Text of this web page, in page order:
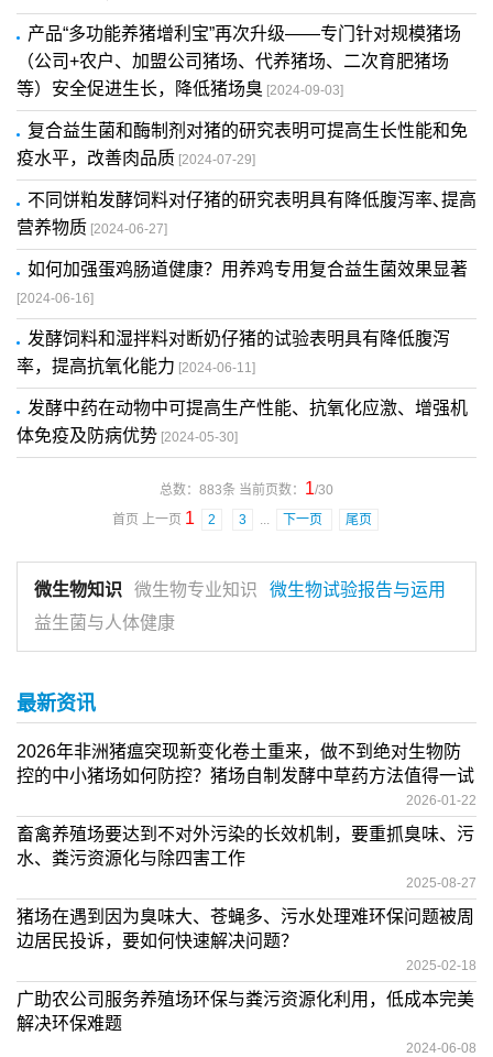
产品“多功能养猪增利宝”再次升级——专门针对规模猪场
（公司+农户、加盟公司猪场、代养猪场、二次育肥猪场
等）安全促进生长，降低猪场臭 [2024-09-03]
复合益生菌和酶制剂对猪的研究表明可提高生长性能和免
疫水平，改善肉品质 [2024-07-29]
不同饼粕发酵饲料对仔猪的研究表明具有降低腹泻率､提高
营养物质 [2024-06-27]
如何加强蛋鸡肠道健康？用养鸡专用复合益生菌效果显著
[2024-06-16]
发酵饲料和湿拌料对断奶仔猪的试验表明具有降低腹泻
率，提高抗氧化能力 [2024-06-11]
发酵中药在动物中可提高生产性能、抗氧化应激、增强机
体免疫及防病优势 [2024-05-30]
总数：883条 当前页数： 1/30
首页 上一页 1 2 3 下一页 尾页
微生物知识 微生物专业知识
微生物试验报告与运用
益生菌与人体健康
最新资讯
2026年非洲猪瘟突现新变化卷土重来，做不到绝对生物防
控的中小猪场如何防控？猪场自制发酵中草药方法值得一试
2026-01-22
畜禽养殖场要达到不对外污染的长效机制，要重抓臭味、污
水、粪污资源化与除四害工作
2025-08-27
猪场在遇到因为臭味大、苍蝇多、污水处理难环保问题被周
边居民投诉，要如何快速解决问题？
2025-02-18
广助农公司服务养殖场环保与粪污资源化利用，低成本完美
解决环保难题
2024-06-08